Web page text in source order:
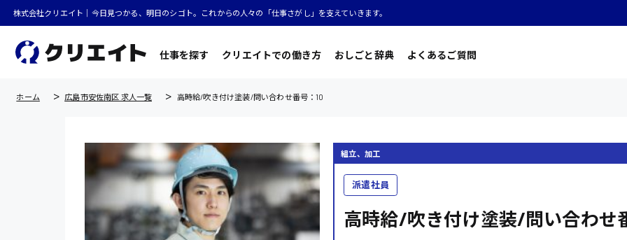
株式会社クリエイト｜今日見つかる、明日のシゴト。これからの人々の「仕事さがし」を支えていきます。
仕事を探す クリエイトでの働き方 おしごと辞典 よくあるご質問
ホーム 広島市安佐南区 求人一覧 高時給/吹き付け塗装/問い合わせ番号：10
組立、加工
派遣社員
高時給/吹き付け塗装/問い合わせ